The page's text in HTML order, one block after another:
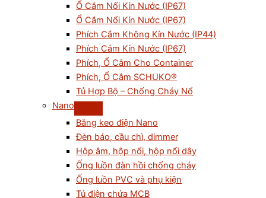
Ổ Cắm Nối Kín Nước (IP67)
Ổ Cắm Nổi Kín Nước (IP67)
Phích Cắm Không Kín Nước (IP44)
Phích Cắm Kín Nước (IP67)
Phích, Ổ Cắm Cho Container
Phích, Ổ Cắm SCHUKO®
Tủ Hợp Bộ – Chống Cháy Nổ
Nano
Băng keo điện Nano
Đèn báo, cầu chì, dimmer
Hộp âm, hộp nổi, hộp nối dây
Ống luồn đàn hồi chống cháy
Ống luồn PVC và phụ kiện
Tủ điện chứa MCB